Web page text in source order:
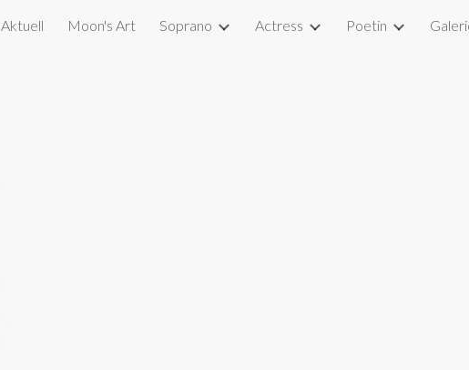
Skip to main content Skip to navigation
Aktuell Moon's Art Soprano Actress Poetin